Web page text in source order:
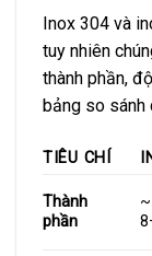
Inox 304 và
tuy nhiên
thành phần,
bảng so sánh
TIÊU CHÍ
Thành
phần